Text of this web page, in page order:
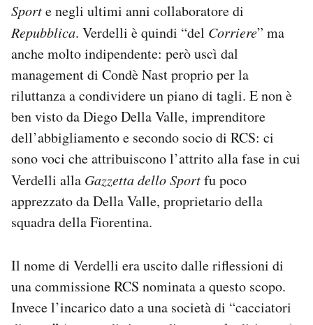
Sporte negli ultimi anni collaboratore di
Repubblica. Verdelli è quindi “del Corriere” ma
anche molto indipendente: però uscì dal
management di Condè Nast proprio per la
riluttanza a condividere un piano di tagli. E non è
ben visto da Diego Della Valle, imprenditore
dell’abbigliamento e secondo socio di RCS: ci
sono voci che attribuiscono l’attrito alla fase in cui
Verdelli alla Gazzetta dello Sportfu poco
apprezzato da Della Valle, proprietario della
squadra della Fiorentina.
Il nome di Verdelli era uscito dalle riflessioni di
una commissione RCS nominata a questo scopo.
Invece l’incarico dato a una società di “cacciatori